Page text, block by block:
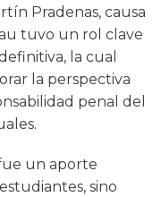
Pradenas, causa
tuvo un rol clave
la cual
la perspectiva
penal del
un aporte
sino